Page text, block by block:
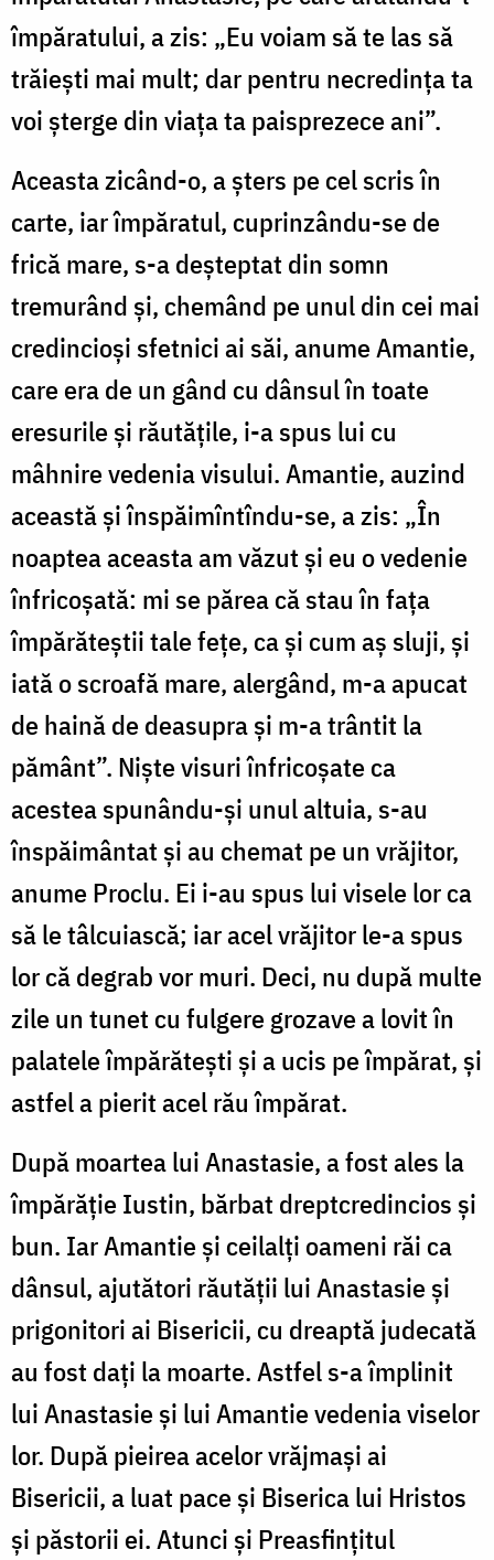
împăratului, a zis: „Eu voiam să te las să
trăiești mai mult; dar pentru necredința ta
voi șterge din viața ta paisprezece ani”.
Aceasta zicând-o, a șters pe cel scris în
carte, iar împăratul, cuprinzându-se de
frică mare, s-a deșteptat din somn
tremurând și, chemând pe unul din cei mai
credincioși sfetnici ai săi, anume Amantie,
care era de un gând cu dânsul în toate
eresurile și răutățile, i-a spus lui cu
mâhnire vedenia visului. Amantie, auzind
această și înspăimîntîndu-se, a zis: „În
noaptea aceasta am văzut și eu o vedenie
înfricoșată: mi se părea că stau în fața
împărăteștii tale fețe, ca și cum aș sluji, și
iată o scroafă mare, alergând, m-a apucat
de haină de deasupra și m-a trântit la
pământ”. Niște visuri înfricoșate ca
acestea spunându-și unul altuia, s-au
înspăimântat și au chemat pe un vrăjitor,
anume Proclu. Ei i-au spus lui visele lor ca
să le tâlcuiască; iar acel vrăjitor le-a spus
lor că degrab vor muri. Deci, nu după multe
zile un tunet cu fulgere grozave a lovit în
palatele împărătești și a ucis pe împărat, și
astfel a pierit acel rău împărat.
După moartea lui Anastasie, a fost ales la
împărăție Iustin, bărbat dreptcredincios și
bun. Iar Amantie și ceilalți oameni răi ca
dânsul, ajutători răutății lui Anastasie și
prigonitori ai Bisericii, cu dreaptă judecată
au fost dați la moarte. Astfel s-a împlinit
lui Anastasie și lui Amantie vedenia viselor
lor. După pieirea acelor vrăjmași ai
Bisericii, a luat pace și Biserica lui Hristos
și păstorii ei. Atunci și Preasfințitul